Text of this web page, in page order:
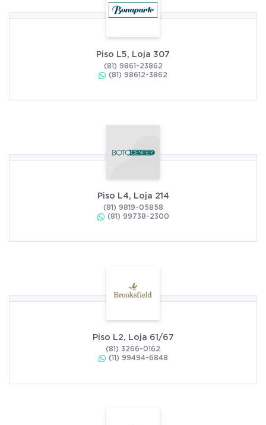
Piso L5, Loja 307
(81) 9861-23862
(81) 98612-3862
Piso L4, Loja 214
(81) 9819-05858
(81) 99738-2300
Piso L2, Loja 61/67
(81) 3266-0162
(11) 99494-6848